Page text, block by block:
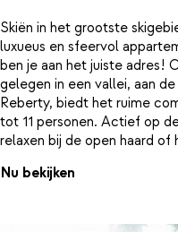
Skiën in het grootste
luxueus en sfeervol
ben je aan het juiste adres!
gelegen in een vallei, aan
Reberty, biedt het ruime comfortabele appartementen voor 4
tot 11 personen. Actief op de piste, ontspanning in de wellness,
relaxen bij de open haard
Nu bekijken